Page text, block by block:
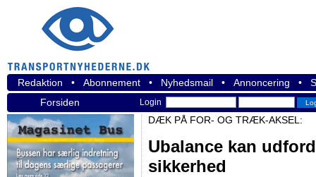
Redaktion • Abonnement • Nyhedsmail • Annoncering •
Forsiden
Login
DÆK PÅ FOR- OG TRÆK-AKSEL:
Ubalance kan
sikkerhed